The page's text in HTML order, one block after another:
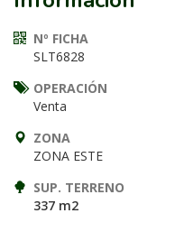
Nº FICHA
SLT6828
OPERACIÓN
Venta
ZONA
ZONA ESTE
SUP. TERRENO
337 m2